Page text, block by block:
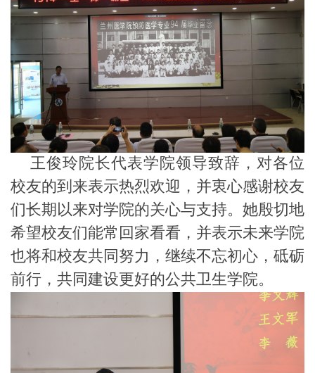
王俊玲院长代表学院领导致辞，对各位
校友的到来表示热烈欢迎，并衷心感谢校友
们长期以来对学院的关心与支持。她殷切地
希望校友们能常回家看看，并表示未来学院
也将和校友共同努力，继续不忘初心，砥砺
前行，共同建设更好的公共卫生学院。